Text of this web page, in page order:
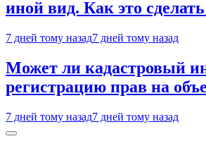
иной вид. Как это
7 дней тому назад7 дней тому назад
Может ли кадастровый
регистрацию прав на
7 дней тому назад7 дней тому назад